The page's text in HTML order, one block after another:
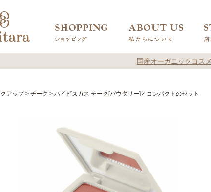
国産オーガニックコスメ
アップ チーク ハイビスカス チーク[パウダリー]とコンパクトのセット